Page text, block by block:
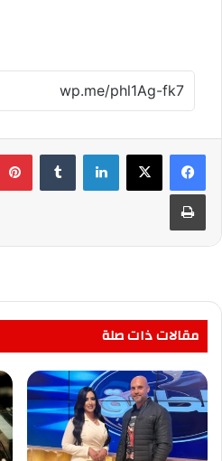
لينكدإن
طباعة
مقالات ذات صلة